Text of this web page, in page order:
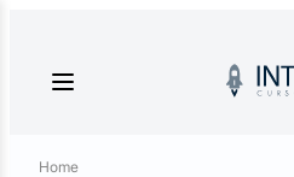
Home